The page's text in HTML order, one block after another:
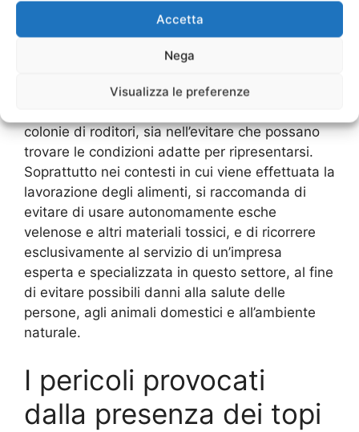
Accetta
Nega
Visualizza le preferenze
gestione di questo problema attraverso una
monitoraggio continuo.
Solo in questo modo è possibile ottenere
colonie di roditori, sia nell’evitare che possano
trovare le condizioni adatte per ripresentarsi.
Soprattutto nei contesti in cui viene effettuata la
lavorazione degli alimenti, si raccomanda di
evitare di usare autonomamente esche
velenose e altri materiali tossici, e di ricorrere
esclusivamente al servizio di un’impresa
esperta e specializzata in questo settore, al fine
di evitare possibili danni alla salute delle
persone, agli animali domestici e all’ambiente
naturale.
I pericoli provocati
dalla presenza dei topi